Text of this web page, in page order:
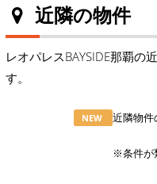
近隣の物件
レオパレスBAYSIDE那覇の
す。
NEW
近隣物件
※条件が